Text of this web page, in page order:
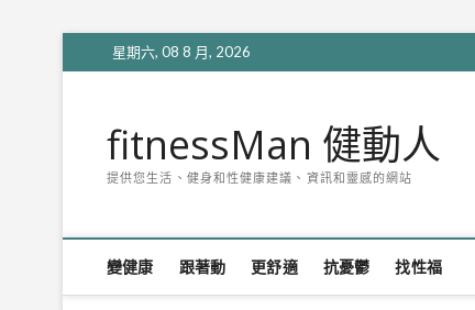
to
星期六, 08 8 月, 2026
fitnessMan 健動人
提供您生活、健身和性健康建議、資訊和靈感的網站
變健康 跟著動 更舒適 抗憂鬱 找性福